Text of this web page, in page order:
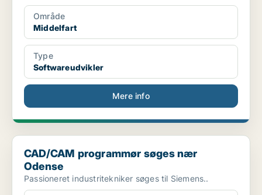
Område
Middelfart
Type
Softwareudvikler
Mere info
CAD/CAM programmør søges nær Odense
CAD/CAM programmør søges nær
Odense
Passioneret industritekniker søges til Siemens..